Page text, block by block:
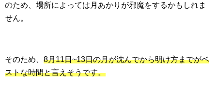
のため、場所によっては月あかりが邪魔をするかもしれま
せん。
そのため、 8月11日~13日の月が沈んでから明け方までがベ
ストな時間と言えそうです。